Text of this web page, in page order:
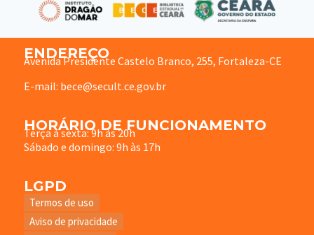
ENDEREÇO
Avenida Presidente Castelo Branco, 255, Fortaleza-CE
E-mail: bece@secult.ce.gov.br
HORÁRIO DE FUNCIONAMENTO
Terça à sexta: 9h às 20h
Sábado e domingo: 9h às 17h
LGPD
Termos de uso
Aviso de privacidade